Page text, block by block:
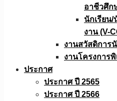
อาชีวศึก
นักเรียน
งาน (V-
งานสวัสดิการ
งานโครงการพิ
ประกาศ
ประกาศ ปี 2565
ประกาศ ปี 2566